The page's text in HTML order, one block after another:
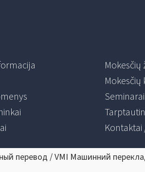
Mokesčių
Seminarai
перевод / VMI Машинний